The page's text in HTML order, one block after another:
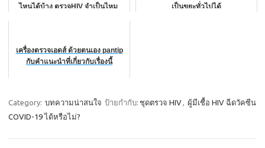
ไหนได้บ้าง ตรวจHIV จำเป็นไหม
เป็นขยะทั่วไปได้
เครื่องตรวจเอดส์ ด้วยตนเอง pantip
กับคำแนะนำที่เกี่ยวกับเรื่องนี้
Category: บทความน่าสนใจ ป้ายกำกับ: ชุดตรวจ HIV
ผู้มีเชื้อ HIV ฉีดวัคซีน
COVID-19 ได้หรือไม่?